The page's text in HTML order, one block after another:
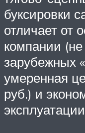
буксировки
отличает от
компании
зарубежных
умеренная
руб.) и